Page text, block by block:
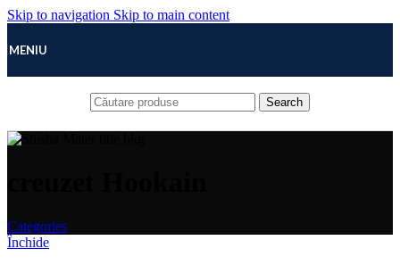
Skip to navigation Skip to main content
MENIU
Search
Categories
Închide